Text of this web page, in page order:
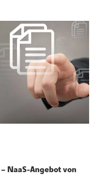
NaaS-Angebot von